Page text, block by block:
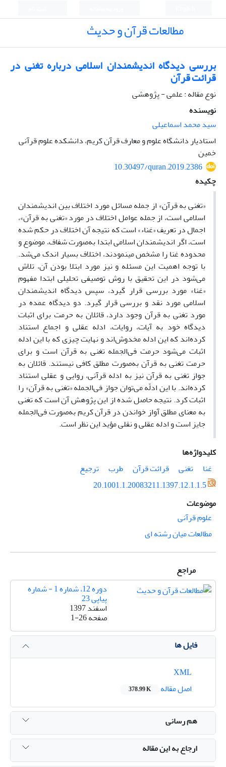
مطالعات قرآن و حدیث
بررسی دیدگاه اندیشمندان اسلامی درباره تغنی در
قرائت قرآن
نوع مقاله : علمی - پژوهشی
نویسنده
سید محمد اسماعیلی
استادیار دانشگاه علوم و معارف قرآن کریم، دانشکده علوم قرآنی
خمین
10.30497/quran.2019.2386
چکیده
«تغنی به قرآن» از جمله مسائل مورد اختلاف بین اندیشمندان
اسلامی است، از جمله عوامل اختلاف در مورد «تغنی به قرآن»،
اجمال در تعریف «غناء» است که نتیجه آن اختلاف در حکم شده
است، اگر اندیشمندان اسلامی ابتدا به‌صورت شفاف، موضوع و
محدوده غنا را مشخص می­نمودند، اختلاف بسیار اندک می‌شد.
با توجه اهمیت این مسئله و نیز مورد ابتلا بودن آن، تلاش
می‌شود در این تحقیق با روش توصیفی تحلیلی ابتدا مفهوم
«غنا» مورد بررسی قرار گیرد، سپس دیدگاه اندیشمندان
اسلامی مورد نقد و بررسی قرار گیرد. دو دیدگاه عمده در
مورد تغنی به قرآن وجود دارد، قائلان به حرمت برای اثبات
دیدگاه خود به آیات، روایات، ادله عقلی و اجماع استناد
کرده‌اند که این ادله مخدوش‌اند و نهایت چیزی که با این ادله
اثبات می‌شود حرمت فی‌الجمله تغنی به قرآن است و برای
حرمت تغنی به قرآن به‌صورت مطلق کافی نیستند. قائلان به
جواز تغنی به قرآن نیز به ادله قرآنی، روایی و عقلی استناد
کرده‌اند. با این ادلّه می‌توان جواز فی‌الجمله «تغنی به قرآن» را
اثبات کرد. نتیجه حاصل شده از این پژوهش آن است که تغنی
به معنای مطلق آواز خواندن در قرآن کریم به‌صورت فی‌الجمله
جایز است و ادله عقلی و نقلی مؤید این نظر است.
کلیدواژه‌ها
غنا
تغنی قرائت قرآن طرب
ترجیع
20.1001.1.20083211.1397.12.1.1.5
موضوعات
علوم قرآنی
مطالعات میان رشته ای
مراجع
دوره 12، شماره 1 - شماره
پیاپی 23
اسفند 1397
صفحه1-26
فایل ها
اصل مقاله
378.99 K
هم رسانی
ارجاع به این مقاله